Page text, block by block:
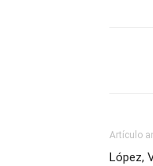
Artículo
López,